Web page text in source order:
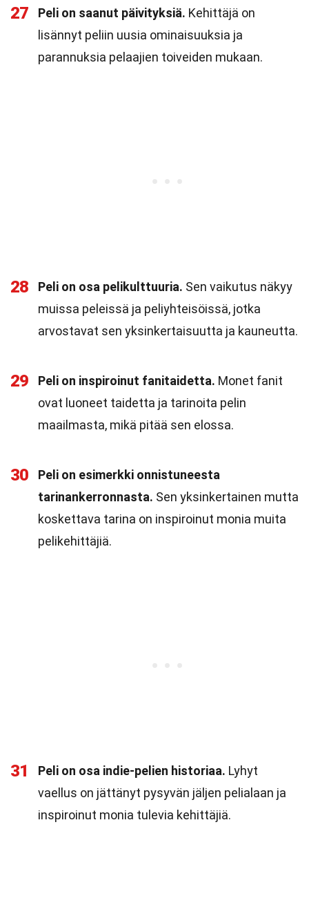
27 Peli on saanut päivityksiä. Kehittäjä on
lisännyt peliin uusia ominaisuuksia ja
parannuksia pelaajien toiveiden mukaan.
28 Peli on osa pelikulttuuria. Sen vaikutus näkyy
muissa peleissä ja peliyhteisöissä, jotka
arvostavat sen yksinkertaisuutta ja kauneutta.
29 Peli on inspiroinut fanitaidetta. Monet fanit
ovat luoneet taidetta ja tarinoita pelin
maailmasta, mikä pitää sen elossa.
30
Peli on esimerkki onnistuneesta
tarinankerronnasta. Sen yksinkertainen mutta
koskettava tarina on inspiroinut monia muita
pelikehittäjiä.
31 Peli on osa indie-pelien historiaa. Lyhyt
vaellus on jättänyt pysyvän jäljen pelialaan ja
inspiroinut monia tulevia kehittäjiä.